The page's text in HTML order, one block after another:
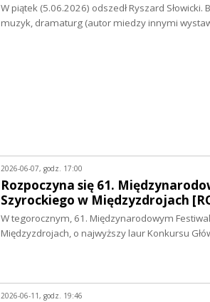
W piątek (5.06.2026) odszedł Ryszard
muzyk, dramaturg (autor miedzy innymi
2026-06-07, godz. 17:00
Rozpoczyna się 61.
Szyrockiego w Międzyzdrojach
W tegorocznym, 61. Międzynarodowym
Międzyzdrojach, o najwyższy laur Konkursu
2026-06-11, godz. 19:46